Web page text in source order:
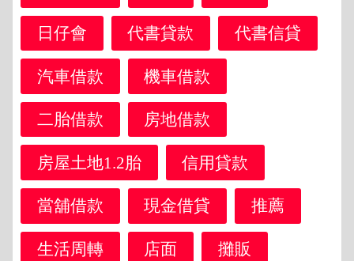
日仔會 代書貸款 代書信貸
汽車借款 機車借款
二胎借款 房地借款
房屋土地1.2胎 信用貸款
當舖借款 現金借貸 推薦
生活周轉 店面 攤販